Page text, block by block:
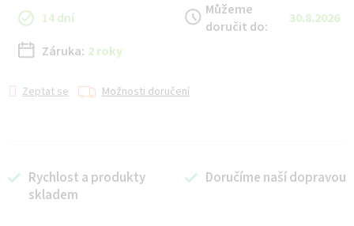
14 dní
Můžeme
doručit do:
30.8.2026
Záruka: 2 roky
Zeptat se Možnosti doručení
Rychlost a produkty
skladem
Doručíme naší dopravou